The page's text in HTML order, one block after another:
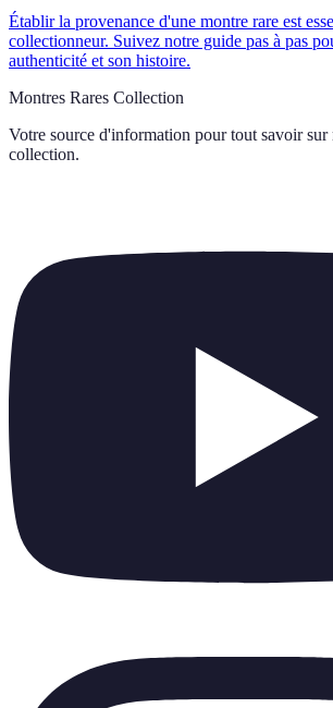
Établir la provenance d'une montre rare est
collectionneur. Suivez notre guide pas à pas
authenticité et son histoire.
Montres Rares Collection
Votre source d'information pour tout savoir sur
collection.